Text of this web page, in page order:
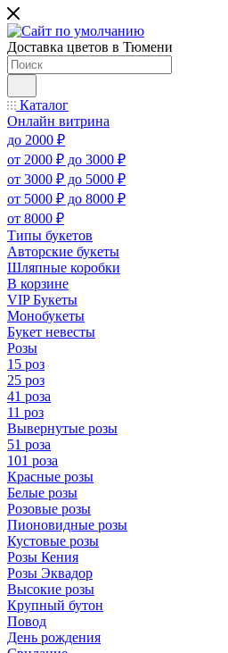
Доставка цветов в Тюмени
Каталог
Онлайн витрина
до 2000 ₽
от 2000 ₽ до 3000 ₽
от 3000 ₽ до 5000 ₽
от 5000 ₽ до 8000 ₽
от 8000 ₽
Типы букетов
Авторские букеты
Шляпные коробки
В корзине
VIP Букеты
Монобукеты
Букет невесты
Розы
15 роз
25 роз
41 роза
11 роз
Вывернутые розы
51 роза
101 роза
Красные розы
Белые розы
Розовые розы
Пионовидные розы
Кустовые розы
Розы Кения
Розы Эквадор
Высокие розы
Крупный бутон
Повод
День рождения